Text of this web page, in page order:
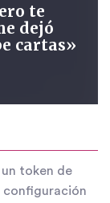
te
dejó
cartas»
token de
configuración